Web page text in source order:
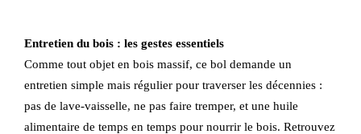
Entretien du bois : les gestes essentiels
Comme tout objet en bois massif, ce bol demande un
entretien simple mais régulier pour traverser les décennies :
pas de lave-vaisselle, ne pas faire tremper, et une huile
alimentaire de temps en temps pour nourrir le bois. Retrouvez